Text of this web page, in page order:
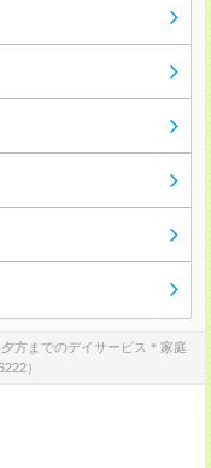
夕方までのデイサービス＊家庭
）